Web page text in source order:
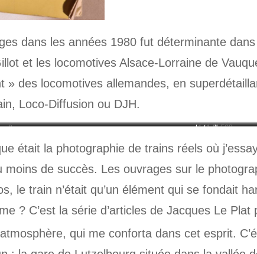
dans les années 1980 fut déterminante
et les locomotives Alsace-Lorraine de
» des locomotives allemandes, en
Loco-Diffusion ou DJH.
141 R 568
Lutzelbourg
était la photographie de trains réels où
de succès. Les ouvrages sur le
le train n’était qu’un élément qui se fondait
? C’est la série d’articles de Jacques Le
qui me conforta dans cet esprit.